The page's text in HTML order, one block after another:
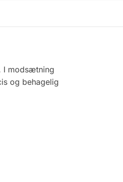
I modsætning
og behagelig